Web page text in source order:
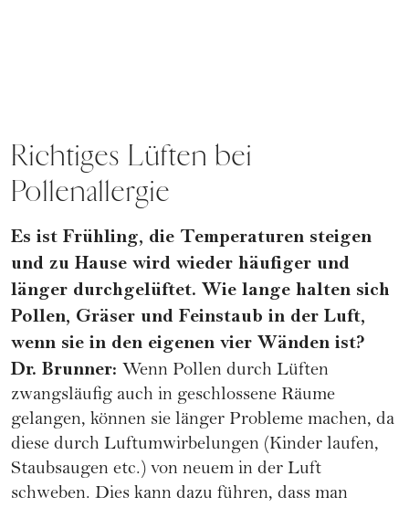
Richtiges Lüften bei
Pollenallergie
Es ist Frühling, die Temperaturen steigen
und zu Hause wird wieder häufiger und
länger durchgelüftet. Wie lange halten sich
Pollen, Gräser und Feinstaub in der Luft,
wenn sie in den eigenen vier Wänden ist?
Dr. Brunner: Wenn Pollen durch Lüften
zwangsläufig auch in geschlossene Räume
gelangen, können sie länger Probleme machen, da
diese durch Luftumwirbelungen (Kinder laufen,
Staubsaugen etc.) von neuem in der Luft
schweben. Dies kann dazu führen, dass man